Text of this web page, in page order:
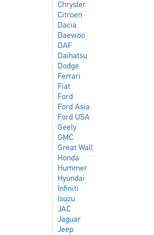
Chrysler
Citroen
Dacia
Daewoo
DAF
Daihatsu
Dodge
Ferrari
Fiat
Ford
Ford Asia
Ford USA
Geely
GMC
Great Wall
Honda
Hummer
Hyundai
Infiniti
Isuzu
JAC
Jaguar
Jeep